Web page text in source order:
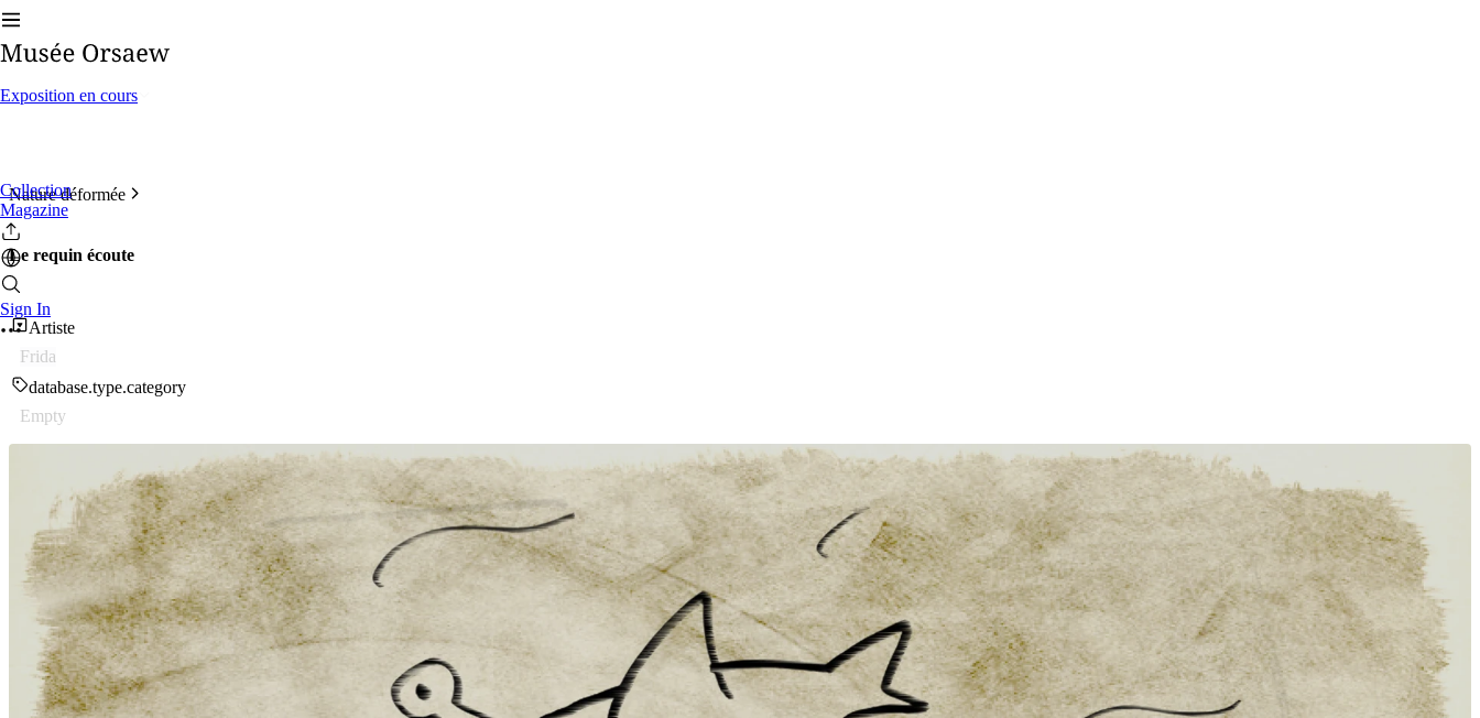
Exposition en cours
Collection
Magazine
Sign In
Nature déformée
Le requin écoute
Artiste
Frida
database.type.category
Empty